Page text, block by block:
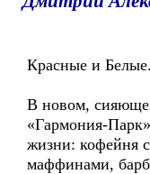
Красные и
В новом,
«Гармония-
жизни: кофейня
маффинами,